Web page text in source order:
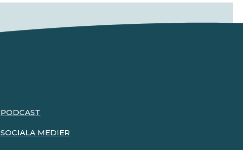
PODCAST
SOCIALA MEDIER